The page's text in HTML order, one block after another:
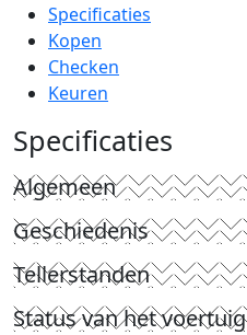
Specificaties
Kopen
Checken
Keuren
Specificaties
Algemeen
Geschiedenis
Tellerstanden
Status van het voertuig